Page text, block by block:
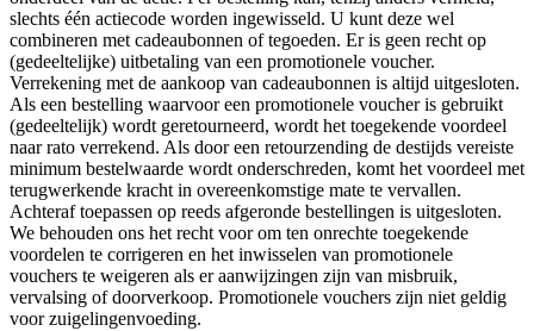
slechts één actiecode worden ingewisseld. U kunt deze wel
combineren met cadeaubonnen of tegoeden. Er is geen recht op
(gedeeltelijke) uitbetaling van een promotionele voucher.
Verrekening met de aankoop van cadeaubonnen is altijd uitgesloten.
Als een bestelling waarvoor een promotionele voucher is gebruikt
(gedeeltelijk) wordt geretourneerd, wordt het toegekende voordeel
naar rato verrekend. Als door een retourzending de destijds vereiste
minimum bestelwaarde wordt onderschreden, komt het voordeel met
terugwerkende kracht in overeenkomstige mate te vervallen.
Achteraf toepassen op reeds afgeronde bestellingen is uitgesloten.
We behouden ons het recht voor om ten onrechte toegekende
voordelen te corrigeren en het inwisselen van promotionele
vouchers te weigeren als er aanwijzingen zijn van misbruik,
vervalsing of doorverkoop. Promotionele vouchers zijn niet geldig
voor zuigelingenvoeding.